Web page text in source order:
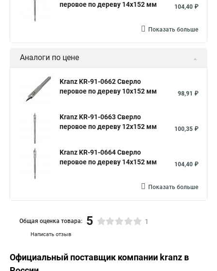
перовое по дереву 14х152 мм
104,40 ₽
Показать больше
Аналоги по цене
Kranz KR-91-0662 Сверло
перовое по дереву 10х152 мм
98,91 ₽
Kranz KR-91-0663 Сверло
перовое по дереву 12х152 мм
100,35 ₽
Kranz KR-91-0664 Сверло
перовое по дереву 14х152 мм
104,40 ₽
Показать больше
Написать отзыв
Общая оценка товара: 5 1
Официальный поставщик компании kranz в